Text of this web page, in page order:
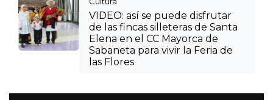
VIDEO: así se puede disfrutar
de las fincas silleteras de Santa
Elena en el CC Mayorca de
Sabaneta para vivir la Feria de
las Flores